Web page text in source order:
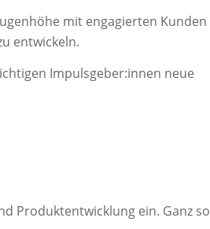
mit engagierten Kunden
entwickeln.
Impulsgeber:innen neue
Produktentwicklung ein. Ganz so